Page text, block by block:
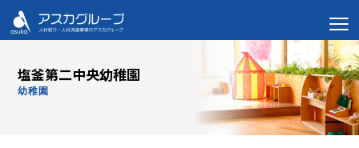
塩釜第二中央幼稚園
幼稚園